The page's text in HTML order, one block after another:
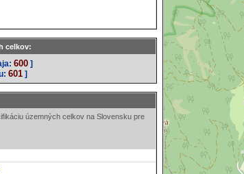
celkov:
600 ]
601 ]
územných celkov na Slovensku pre